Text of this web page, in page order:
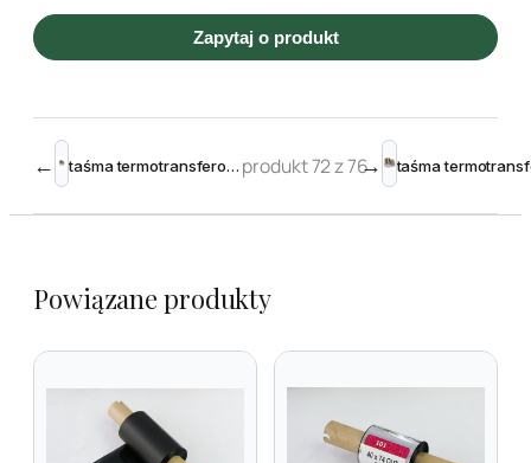
Zapytaj o produkt
← taśma termotransferowa żywiczna 55mm 600m Black – Toshiba krawędziowa produkt 72 z 76→
Powiązane produkty